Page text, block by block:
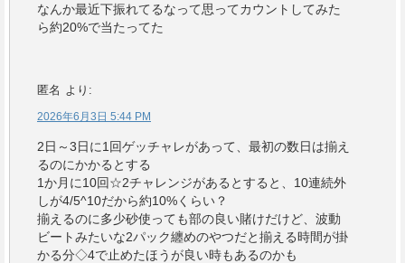
なんか最近下振れてるなって思ってカウントしてみた
ら約20%で当たってた
匿名 より:
2026年6月3日 5:44 PM
2日～3日に1回ゲッチャレがあって、最初の数日は揃え
るのにかかるとする
1か月に10回☆2チャレンジがあるとすると、10連続外
しが4/5^10だから約10%くらい？
揃えるのに多少砂使っても部の良い賭けだけど、波動
ビートみたいな2パック纏めのやつだと揃える時間が掛
かる分◇4で止めたほうが良い時もあるのかも